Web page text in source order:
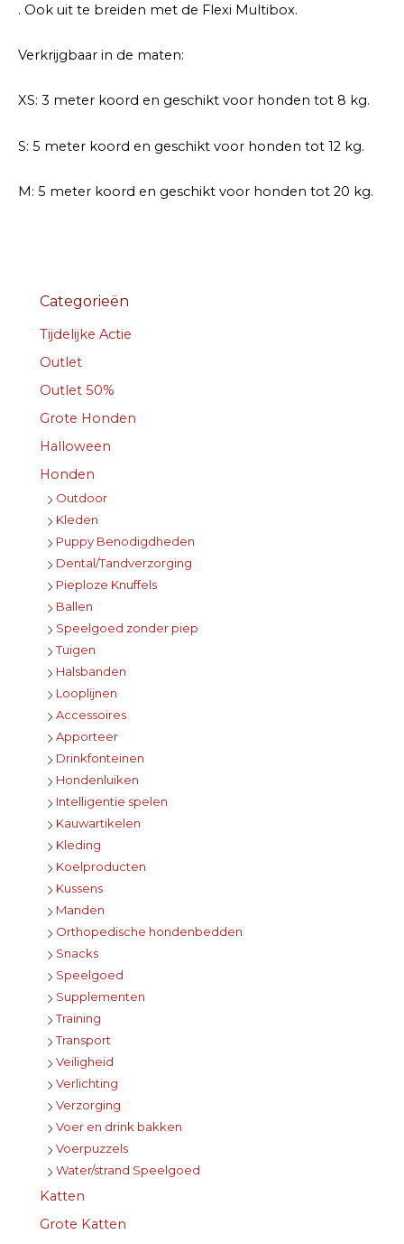
. Ook uit te breiden met de Flexi Multibox.
Verkrijgbaar in de maten:
XS: 3 meter koord en geschikt voor honden tot 8 kg.
S: 5 meter koord en geschikt voor honden tot 12 kg.
M: 5 meter koord en geschikt voor honden tot 20 kg.
Categorieën
Tijdelijke Actie
Outlet
Outlet 50%
Grote Honden
Halloween
Honden
Outdoor
Kleden
Puppy Benodigdheden
Dental/Tandverzorging
Pieploze Knuffels
Ballen
Speelgoed zonder piep
Tuigen
Halsbanden
Looplijnen
Accessoires
Apporteer
Drinkfonteinen
Hondenluiken
Intelligentie spelen
Kauwartikelen
Kleding
Koelproducten
Kussens
Manden
Orthopedische hondenbedden
Snacks
Speelgoed
Supplementen
Training
Transport
Veiligheid
Verlichting
Verzorging
Voer en drink bakken
Voerpuzzels
Water/strand Speelgoed
Katten
Grote Katten